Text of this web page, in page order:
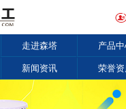
走进森塔 产品
新闻资讯 荣誉